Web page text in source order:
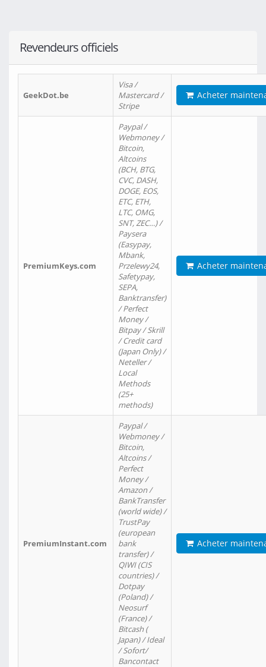
Revendeurs officiels
GeekDot.be
Visa /
Mastercard /
Stripe
Acheter
PremiumKeys.com
Paypal /
Webmoney /
Bitcoin,
Altcoins
(BCH, BTG,
CVC, DASH,
DOGE, EOS,
ETC, ETH,
LTC, OMG,
SNT, ZEC…) /
Paysera
(Easypay,
Mbank,
Przelewy24,
Safetypay,
SEPA,
Banktransfer)
/ Perfect
Money /
Bitpay / Skrill
/ Credit card
(Japan Only) /
Neteller /
Local
Methods
(25+
methods)
Acheter
PremiumInstant.com
Paypal /
Webmoney /
Bitcoin,
Altcoins /
Perfect
Money /
Amazon /
BankTransfer
(world wide) /
TrustPay
(european
bank
transfer) /
QIWI (CIS
countries) /
Dotpay
(Poland) /
Neosurf
(France) /
Bitcash (
Japan) / Ideal
/ Sofort/
Bancontact
Acheter